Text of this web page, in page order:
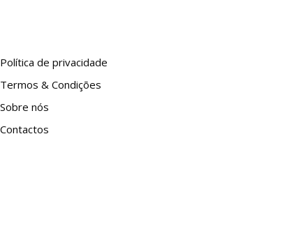
Política de privacidade
Termos & Condições
Sobre nós
Contactos